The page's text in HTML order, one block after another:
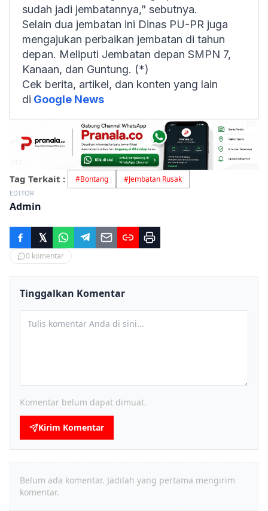
sudah jadi jembatannya,” sebutnya.
Selain dua jembatan ini Dinas PU-PR juga
mengajukan perbaikan jembatan di tahun
depan. Meliputi Jembatan depan SMPN 7,
Kanaan, dan Guntung. (*)
Cek berita, artikel, dan konten yang lain
di Google News
Tag Terkait : #Bontang #Jembatan Rusak
EDITOR
Admin
0 komentar
Tinggalkan Komentar
Komentar belum dapat dimuat.
Kirim Komentar
Belum ada komentar. Jadilah yang pertama mengirim
komentar.